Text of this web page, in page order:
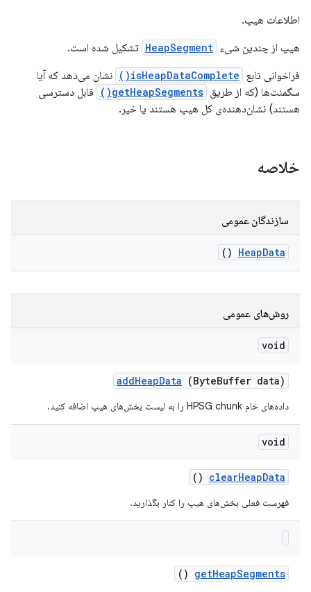
اطلاعات هیپ.
هیپ از چندین شیء HeapSegment تشکیل شده است.
فراخوانی تابع isHeapDataComplete()
نشان می‌دهد که آیا
سگمنت‌ها (که از طریق getHeapSegments()
قابل دسترسی
هستند) نشان‌دهنده‌ی کل هیپ هستند یا خیر.
خلاصه
سازندگان عمومی
HeapData
()
روش‌های عمومی
void
addHeapData (ByteBuffer data)
داده‌های خام HPSG chunk را به لیست بخش‌های هیپ اضافه کنید.
void
clearHeapData
()
فهرست فعلی بخش‌های هیپ را کنار بگذارید.
getHeapSegments
()